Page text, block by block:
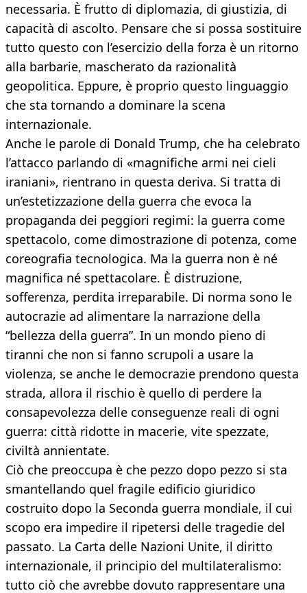
necessaria. È frutto di diplomazia, di giustizia, di
capacità di ascolto. Pensare che si possa sostituire
tutto questo con l’esercizio della forza è un ritorno
alla barbarie, mascherato da razionalità
geopolitica. Eppure, è proprio questo linguaggio
che sta tornando a dominare la scena
internazionale.
Anche le parole di Donald Trump, che ha celebrato
l’attacco parlando di «magnifiche armi nei cieli
iraniani», rientrano in questa deriva. Si tratta di
un’estetizzazione della guerra che evoca la
propaganda dei peggiori regimi: la guerra come
spettacolo, come dimostrazione di potenza, come
coreografia tecnologica. Ma la guerra non è né
magnifica né spettacolare. È distruzione,
sofferenza, perdita irreparabile. Di norma sono le
autocrazie ad alimentare la narrazione della
“bellezza della guerra”. In un mondo pieno di
tiranni che non si fanno scrupoli a usare la
violenza, se anche le democrazie prendono questa
strada, allora il rischio è quello di perdere la
consapevolezza delle conseguenze reali di ogni
guerra: città ridotte in macerie, vite spezzate,
civiltà annientate.
Ciò che preoccupa è che pezzo dopo pezzo si sta
smantellando quel fragile edificio giuridico
costruito dopo la Seconda guerra mondiale, il cui
scopo era impedire il ripetersi delle tragedie del
passato. La Carta delle Nazioni Unite, il diritto
internazionale, il principio del multilateralismo:
tutto ciò che avrebbe dovuto rappresentare una